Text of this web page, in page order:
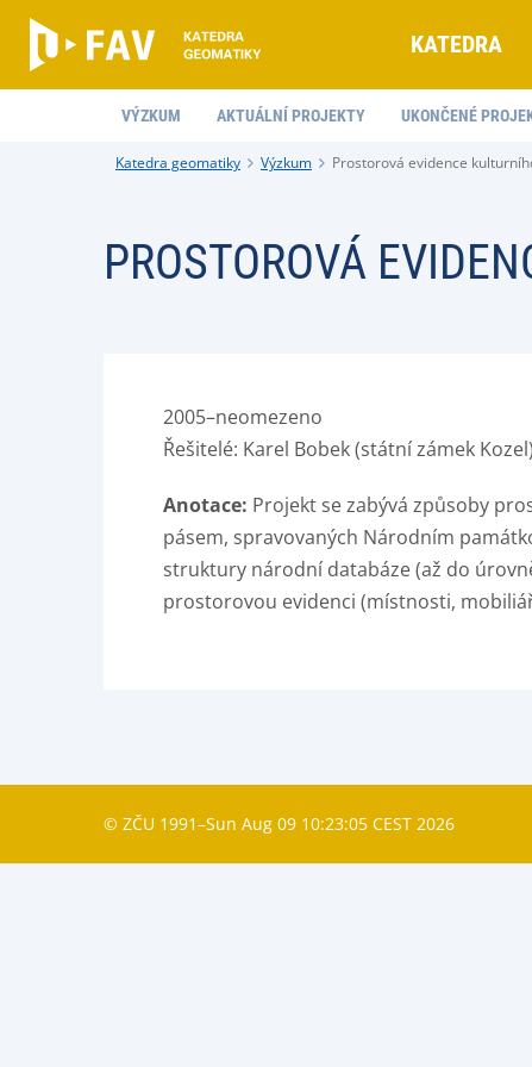
KATEDRA
VÝZKUM AKTUÁLNÍ PROJEKTY UKONČENÉ
Katedra geomatiky Výzkum Prostorová evidence
PROSTOROVÁ
2005–neomezeno
Řešitelé: Karel Bobek (státní zámek
Anotace: Projekt se zabývá způsoby
pásem, spravovaných Národním
struktury národní databáze (až do
prostorovou evidenci (místnosti,
© ZČU 1991–Sun Aug 09 10:23:05 CEST 2026